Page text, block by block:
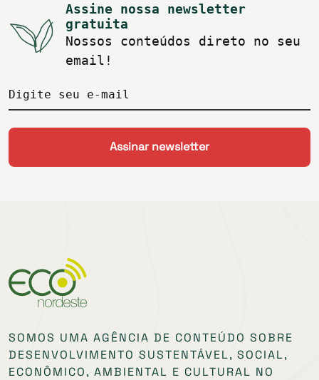
Assine nossa newsletter
gratuita
Nossos conteúdos direto no seu
email!
Digite seu e-mail
SOMOS UMA AGÊNCIA DE CONTEÚDO SOBRE
DESENVOLVIMENTO SUSTENTÁVEL, SOCIAL,
ECONÔMICO, AMBIENTAL E CULTURAL NO